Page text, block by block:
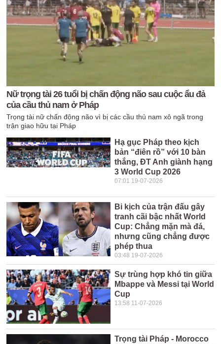
Nữ trọng tài 26 tuổi bị chấn động não sau cuộc ẩu đả
của cầu thủ nam ở Pháp
Trọng tài nữ chấn động não vì bị các cầu thủ nam xô ngã trong
trận giao hữu tại Pháp
Hạ gục Pháp theo kịch
bản “điên rồ” với 10 bàn
thắng, ĐT Anh giành hạng
3 World Cup 2026
07:01 19-07-2026
Bi kịch của trận đấu gây
tranh cãi bậc nhất World
Cup: Chẳng mặn mà đá,
nhưng cũng chẳng được
phép thua
03:48 19-07-2026
Sự trùng hợp khó tin giữa
Mbappe và Messi tại World
Cup
13:58 11-07-2026
Trọng tài Pháp - Morocco